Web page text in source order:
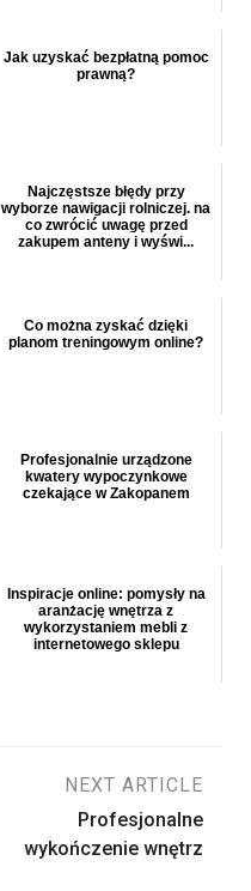
Jak uzyskać bezpłatną pomoc
prawną?
Najczęstsze błędy przy
wyborze nawigacji rolniczej. na
co zwrócić uwagę przed
zakupem anteny i wyświ...
Co można zyskać dzięki
planom treningowym online?
Profesjonalnie urządzone
kwatery wypoczynkowe
czekające w Zakopanem
Inspiracje online: pomysły na
aranżację wnętrza z
wykorzystaniem mebli z
internetowego sklepu
NEXT ARTICLE
Profesjonalne
wykończenie wnętrz